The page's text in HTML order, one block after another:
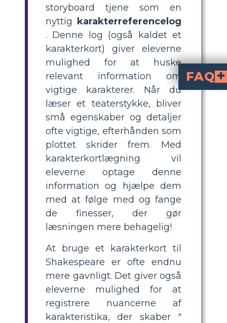
storyboard tjene som en
nyttig
karakterreferencelog
. Denne log (også kaldet et
karakterkort) giver eleverne
mulighed for at huske
relevant information om
vigtige karakterer. Når du
læser et teaterstykke, bliver
små egenskaber og detaljer
ofte vigtige, efterhånden som
plottet skrider frem. Med
karakterkortlægning vil
eleverne optage denne
information og hjælpe dem
med at følge med og fange
de finesser, der gør
læsningen mere behagelig!
At bruge et karakterkort til
Shakespeare er ofte endnu
mere gavnligt. Det giver også
eleverne mulighed for at
registrere nuancerne af
karakteristika, der skaber "
FAQ